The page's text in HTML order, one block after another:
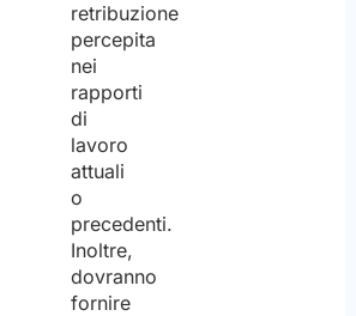
retribuzione
percepita
nei
rapporti
di
lavoro
attuali
o
precedenti.
Inoltre,
dovranno
fornire